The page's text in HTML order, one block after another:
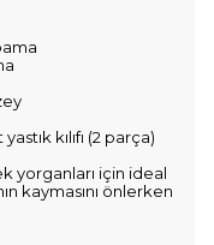
kılıfı (2 parça)
yorganları için ideal
kaymasını önlerken